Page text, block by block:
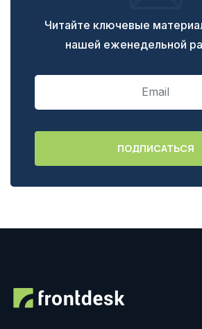
Читайте ключевые
нашей еженедельной